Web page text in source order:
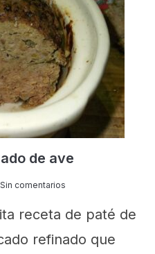
de ave
Sin comentarios
receta de paté de
refinado que